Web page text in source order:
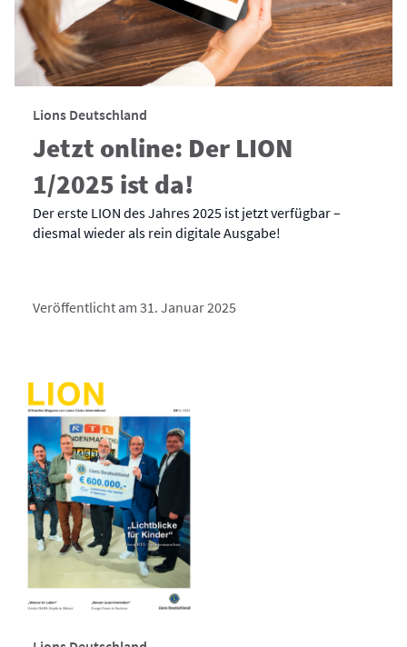
Lions Deutschland
Jetzt online: Der LION
1/2025 ist da!
Der erste LION des Jahres 2025 ist jetzt verfügbar –
diesmal wieder als rein digitale Ausgabe!
Veröffentlicht am 31. Januar 2025